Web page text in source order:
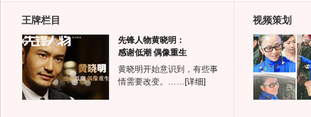
王牌栏目
先锋人物黄晓明：
感谢低潮 偶像重生
黄晓明开始意识到，有些事
情需要改变。…… [详细]
视频策划